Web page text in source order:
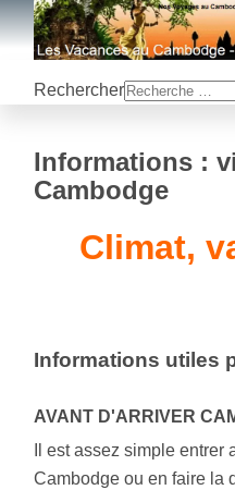
Rechercher
Informations :
Cambodge
Climat,
Informations utiles
AVANT D'ARRIVER
Il est assez simple
Cambodge ou en faire la